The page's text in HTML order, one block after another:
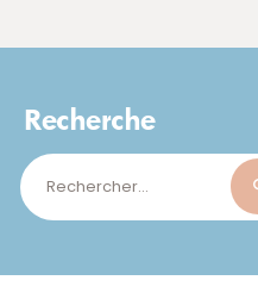
Recherche
Rechercher :